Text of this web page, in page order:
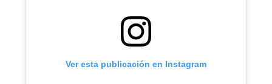
Ver esta publicación en Instagram